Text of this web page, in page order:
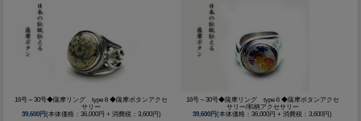
16号～30号◆薩摩リング type８◆薩摩ボタンアクセ
サリー
39,600円(本体価格：36,000円 + 消費税：3,600円)
16号～30号◆薩摩リング type６◆薩摩ボタンアクセ
サリー/和柄アクセサリー
39,600円(本体価格：36,000円 + 消費税：3,600円)